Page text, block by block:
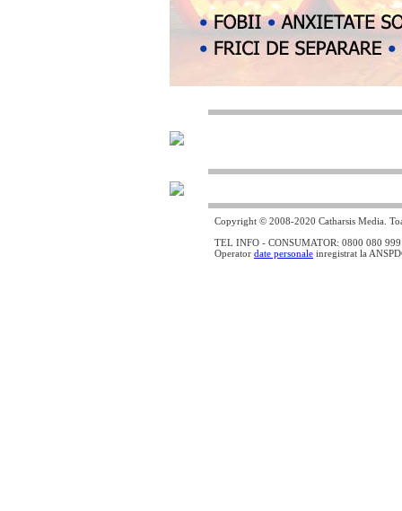
Copyright © 2008-2020 Catharsis Media.
TEL INFO - CONSUMATOR: 0800 080
Operator date personale inregistrat la